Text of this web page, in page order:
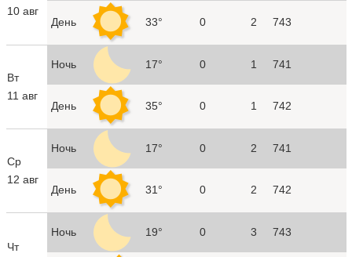
10 авг
День 33° 0 2 743
Вт
11 авг
Ночь 17° 0 1 741
День 35° 0 1 742
Ср
12 авг
Ночь 17° 0 2 741
День 31° 0 2 742
Чт
Ночь 19° 0 3 743